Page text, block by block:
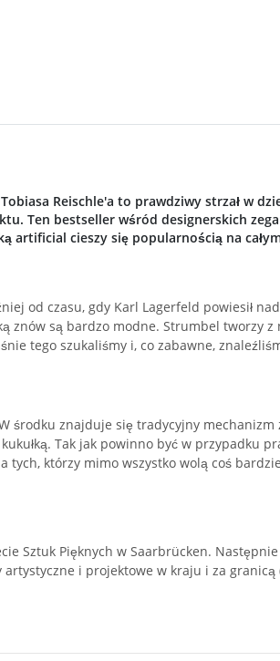
Reischle'a to prawdziwy strzał w
Ten bestseller wśród designerskich
artificial cieszy się popularnością na
od czasu, gdy Karl Lagerfeld powiesił
znów są bardzo modne. Strumbel tworzy z
tego szukaliśmy i, co zabawne,
środku znajduje się tradycyjny mechanizm
Tak jak powinno być w przypadku
tych, którzy mimo wszystko wolą coś
Sztuk Pięknych w Saarbrücken.
i projektowe w kraju i za granicą